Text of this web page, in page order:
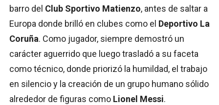
barro del Club Sportivo Matienzo, antes de saltar a
Europa donde brilló en clubes como el Deportivo La
Coruña. Como jugador, siempre demostró un
carácter aguerrido que luego trasladó a su faceta
como técnico, donde priorizó la humildad, el trabajo
en silencio y la creación de un grupo humano sólido
alrededor de figuras como Lionel Messi.